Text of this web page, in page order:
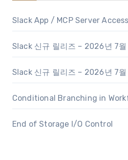
Slack App / MCP Server
Slack 신규 릴리즈 – 2026년 7월
Slack 신규 릴리즈 – 2026년 7월
Conditional Branching in
End of Storage I/O Control